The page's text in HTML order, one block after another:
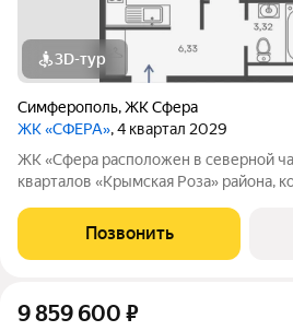
3D-тур
Симферополь,ЖК Сфера
ЖК «СФЕРА», 4 квартал 2029
ЖК «Сфера расположен в северной
кварталов «Крымская Роза» района, который формируется как
«Сфера» состоит из восьми домов
Выбор для тех, кто смотрит
Позвонить
9 859 600 ₽